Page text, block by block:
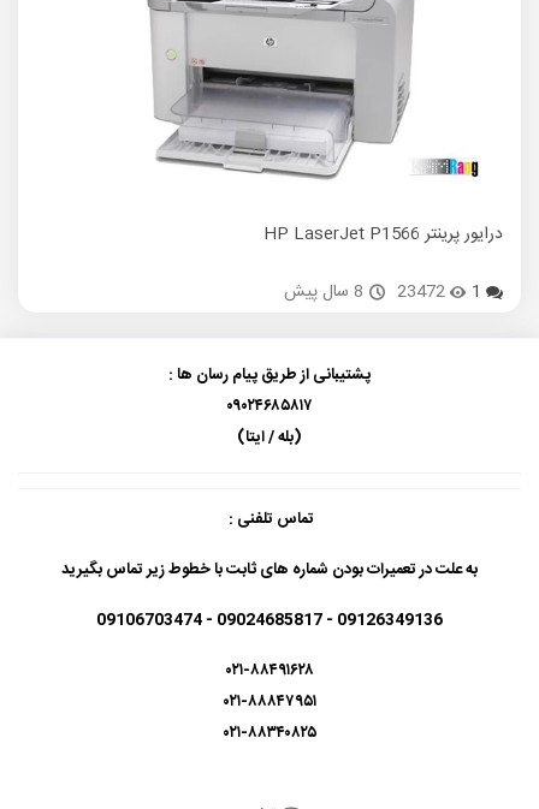
درایور پرینتر HP LaserJet P1566
1
23472 8 سال پیش
پشتیبانی از طریق پیام رسان ها :
۰۹۰۲۴۶۸۵۸۱۷
(بله / ایتا)
تماس تلفنی :
به علت در تعمیرات بودن شماره های ثابت با خطوط زیر تماس بگیرید
09126349136 - 09024685817 - 09106703474
۰۲۱-۸۸۴۹۱۶۲۸
۰۲۱-۸۸۸۴۷۹۵۱
۰۲۱-۸۸۳۴۰۸۲۵